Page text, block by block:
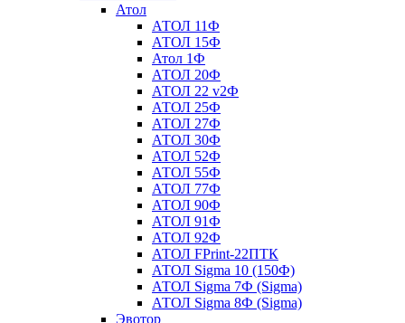
Атол
АТОЛ 11Ф
АТОЛ 15Ф
Атол 1Ф
АТОЛ 20Ф
АТОЛ 22 v2Ф
АТОЛ 25Ф
АТОЛ 27Ф
АТОЛ 30Ф
АТОЛ 52Ф
АТОЛ 55Ф
АТОЛ 77Ф
АТОЛ 90Ф
АТОЛ 91Ф
АТОЛ 92Ф
АТОЛ FPrint-22ПТК
АТОЛ Sigma 10 (150Ф)
АТОЛ Sigma 7Ф (Sigma)
АТОЛ Sigma 8Ф (Sigma)
Эвотор